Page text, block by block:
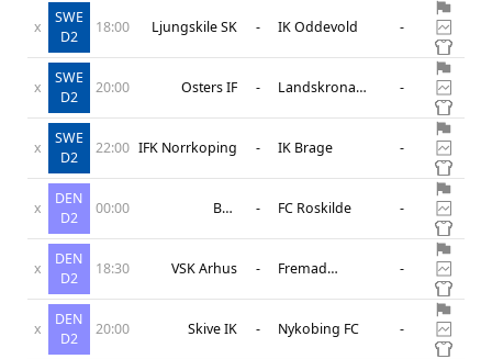
x
SWE
D2
18:00 Ljungskile SK - IK Oddevold -
x
SWE
D2
20:00 Osters IF -
Landskrona
-
x
SWE
D2
22:00 IFK Norrkoping - IK Brage -
x
DEN
D2
00:00
B93
- FC Roskilde -
x
DEN
D2
18:30 VSK Arhus -
Fremad
-
x
DEN
D2
20:00 Skive IK - Nykobing FC -